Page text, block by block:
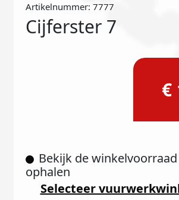
Artikelnummer: 7777
Cijferster 7
€
Bekijk de
ophalen
Selecteer